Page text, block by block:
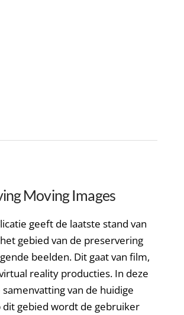
Moving Images
geeft de laatste stand van
gebied van de preservering
beelden. Dit gaat van film,
reality producties. In deze
van de huidige
dit gebied wordt de gebruiker